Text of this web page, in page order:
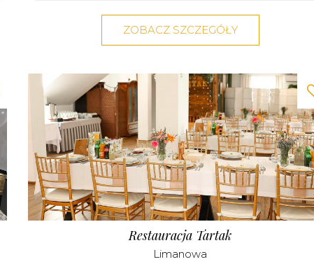
ZOBACZ SZCZEGÓŁY
Restauracja Tartak
Limanowa